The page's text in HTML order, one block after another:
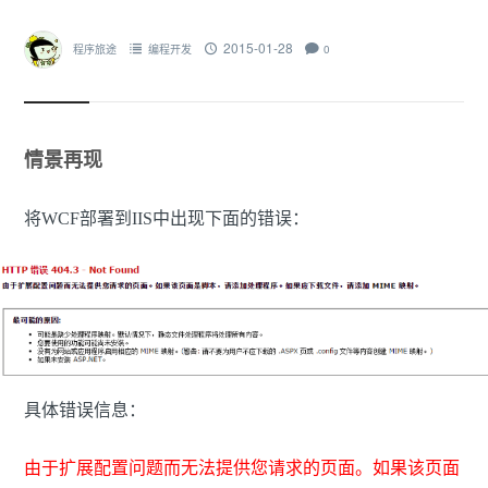
程序旅途 编程开发 2015-01-28 0
情景再现
将WCF部署到IIS中出现下面的错误：
具体错误信息：
由于扩展配置问题而无法提供您请求的页面。如果该页面